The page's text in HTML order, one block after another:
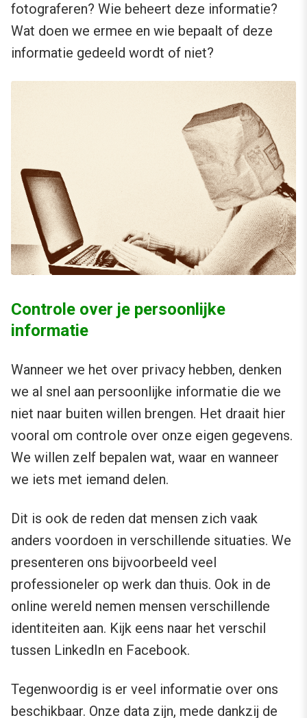
fotograferen? Wie beheert deze informatie?
Wat doen we ermee en wie bepaalt of deze
informatie gedeeld wordt of niet?
Controle over je persoonlijke
informatie
Wanneer we het over privacy hebben, denken
we al snel aan persoonlijke informatie die we
niet naar buiten willen brengen. Het draait hier
vooral om controle over onze eigen gegevens.
We willen zelf bepalen wat, waar en wanneer
we iets met iemand delen.
Dit is ook de reden dat mensen zich vaak
anders voordoen in verschillende situaties. We
presenteren ons bijvoorbeeld veel
professioneler op werk dan thuis. Ook in de
online wereld nemen mensen verschillende
identiteiten aan. Kijk eens naar het verschil
tussen LinkedIn en Facebook.
Tegenwoordig is er veel informatie over ons
beschikbaar. Onze data zijn, mede dankzij de